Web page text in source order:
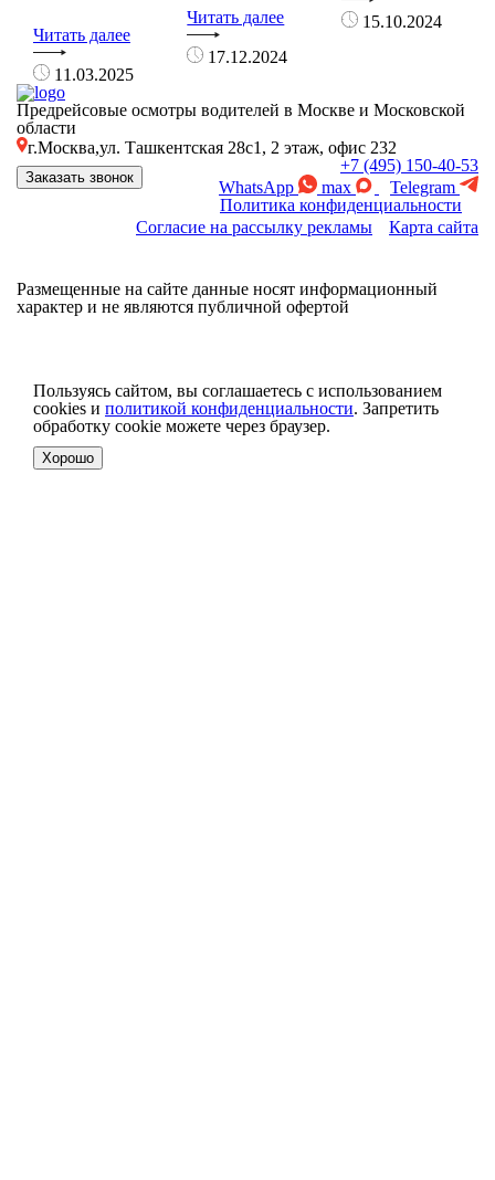
Читать далее
11.03.2025
Читать далее
17.12.2024
15.10.2024
Предрейсовые осмотры водителей в Москве и Московской
области
г.Москва,ул. Ташкентская 28с1, 2 этаж, офис 232
Заказать звонок
+7 (495) 150-40-53
WhatsApp
max
Telegram
Политика конфиденциальности
Согласие на рассылку рекламы
Карта сайта
Размещенные на сайте данные носят информационный
характер и не являются публичной офертой
Пользуясь сайтом, вы соглашаетесь с использованием
cookies и политикой конфиденциальности. Запретить
обработку cookie можете через браузер.
Хорошо